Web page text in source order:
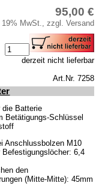
95,00 €
19% MwSt., zzgl. Versand
derzeit nicht lieferbar
Art.Nr. 7258
die Batterie
Betätigungs-Schlüssel
Anschlussbolzen M10
Befestigungslöcher: 6,4
den
(Mitte-Mitte): 45mm